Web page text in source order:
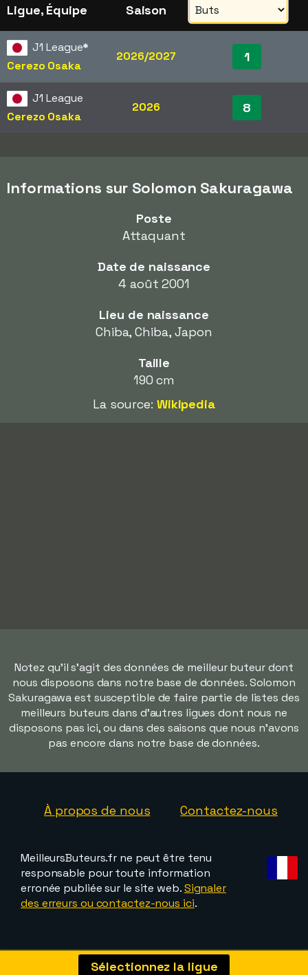
Ligue, Équipe Saison
J1 League*
Cerezo Osaka
2026/2027 1
J1 League
Cerezo Osaka
2026 8
Informations sur Solomon Sakuragawa
Poste
Attaquant
Date de naissance
4 août 2001
Lieu de naissance
Chiba, Chiba, Japon
Taille
190 cm
La source: Wikipedia
Notez qu'il s'agit des données de meilleur buteur dont
nous disposons dans notre base de données. Solomon
Sakuragawa est susceptible de faire partie de listes des
meilleurs buteurs dans d'autres ligues dont nous ne
disposons pas ici, ou dans des saisons que nous n'avons
pas encore dans notre base de données.
À propos de nous Contactez-nous
MeilleursButeurs.fr ne peut être tenu
responsable pour toute information
erronée publiée sur le site web.Signaler
des erreurs ou contactez-nous ici.
Sélectionnez la ligue